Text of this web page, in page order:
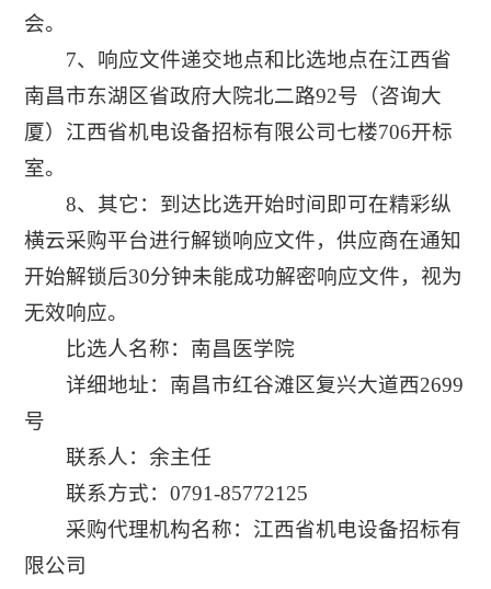
会。
7、
响应文件递交地点和比选地点在江西省
南昌市东湖区省政府大院北二路92号（咨询大
厦）江西省机电设备招标有限公司七楼706开标
室。
8、其它：到达比选开始时间即可在精彩纵
横云采购平台进行解锁响应文件，供应商在通知
开始解锁后30分钟未能成功解密响应文件，视为
无效响应。
比选人名称：南昌医学院
详细地址： 南昌市红谷滩区复兴大道西2699
号
联系人：余主任
联系方式：0791-85772125
采购代理机构名称：江西省机电设备招标有
限公司